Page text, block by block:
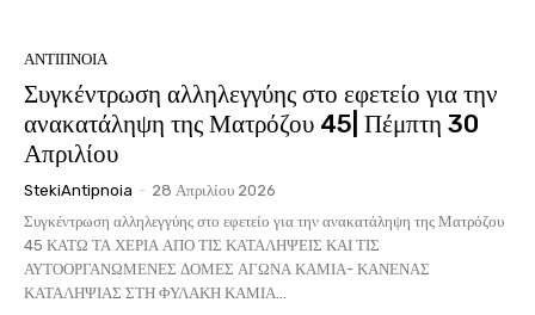
ΑΝΤΊΠΝΟΙΑ
Συγκέντρωση αλληλεγγύης στο εφετείο για την
ανακατάληψη της Ματρόζου 45| Πέμπτη 30
Απριλίου
StekiAntipnoia - 28 Απριλίου 2026
Συγκέντρωση αλληλεγγύης στο εφετείο για την ανακατάληψη της Ματρόζου
45 ΚΑΤΩ ΤΑ ΧΕΡΙΑ ΑΠΟ ΤΙΣ ΚΑΤΑΛΗΨΕΙΣ ΚΑΙ ΤΙΣ
ΑΥΤΟΟΡΓΑΝΩΜΕΝΕΣ ΔΟΜΕΣ ΑΓΩΝΑ ΚΑΜΙΑ- ΚΑΝΕΝΑΣ
ΚΑΤΑΛΗΨΙΑΣ ΣΤΗ ΦΥΛΑΚΗ ΚΑΜΙΑ...